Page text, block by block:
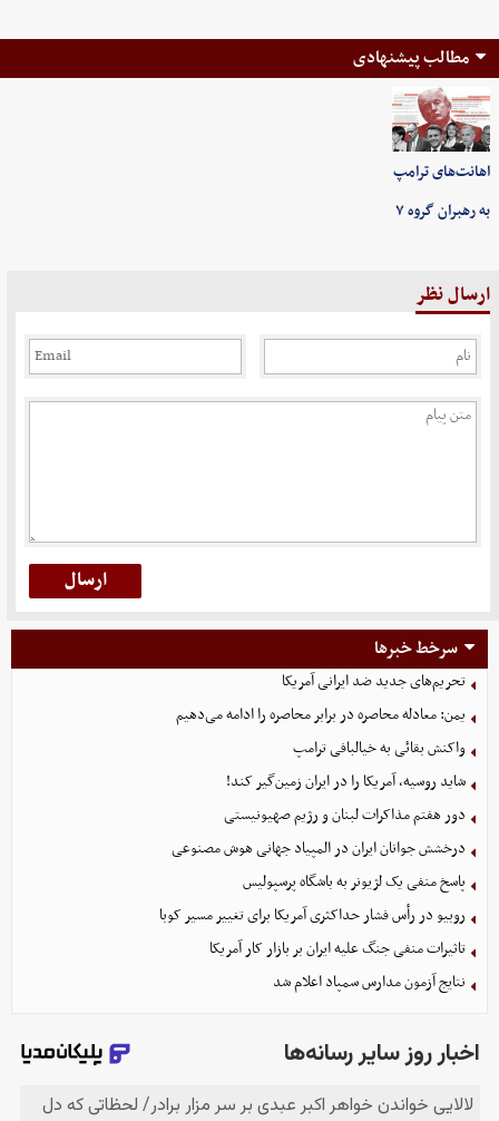
مطالب پیشنهادی
اهانت‌های ترامپ
به رهبران گروه ۷
ارسال نظر
سرخط خبرها
تحریم‌های جدید ضد ایرانی آمریکا
یمن: معادله محاصره در برابر محاصره را ادامه می‌دهیم
واکنش بقائی به خیالبافی ترامپ
شاید روسیه، آمریکا را در ایران زمین‌گیر کند!
دور هفتم مذاکرات لبنان و رژیم صهیونیستی
درخشش جوانان ایران در المپیاد جهانی هوش مصنوعی
پاسخ منفی یک لژیونر به باشگاه پرسپولیس
روبیو در رأس فشار حداکثری آمریکا برای تغییر مسیر کوبا
تاثیرات منفی جنگ علیه ایران بر بازار کار آمریکا
نتایج آزمون مدارس سمپاد اعلام شد